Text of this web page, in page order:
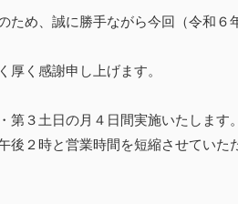
め、誠に勝手ながら今回（令和６
く感謝申し上げます。
第３土日の月４日間実施いたします
２時と営業時間を短縮させていた